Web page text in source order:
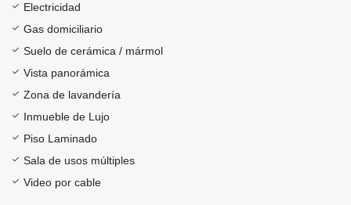
Electricidad
Gas domiciliario
Suelo de cerámica / mármol
Vista panorámica
Zona de lavandería
Inmueble de Lujo
Piso Laminado
Sala de usos múltiples
Video por cable